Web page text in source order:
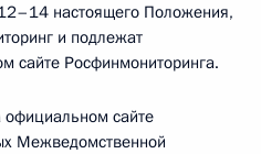
настоящего Положения,
и подлежат
сайте Росфинмониторинга.
сайте
Межведомственной